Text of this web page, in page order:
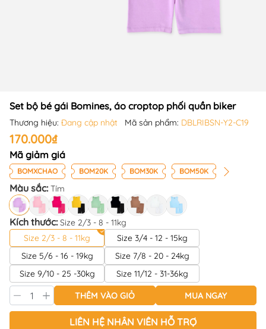
Set bộ bé gái Bomines, áo croptop phối quần biker
Thương hiệu: Đang cập nhật Mã sản phẩm: DBLRIBSN-Y2-C19
170.000₫
Mã giảm giá
BOMXCHAO BOM20K BOM30K BOM50K
Màu sắc:Tím
Kích thước:Size 2/3 - 8 - 11kg
Size 2/3 - 8 - 11kg
Size 3/4 - 12 - 15kg
Size 5/6 - 16 - 19kg
Size 7/8 - 20 - 24kg
Size 9/10 - 25 -30kg
Size 11/12 - 31-36kg
THÊM VÀO GIỎ MUA NGAY
LIÊN HỆ NHÂN VIÊN HỖ TRỢ